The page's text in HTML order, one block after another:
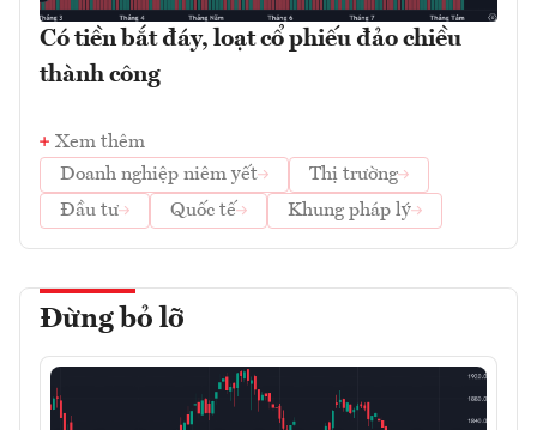
Có tiền bắt đáy, loạt cổ phiếu đảo chiều
thành công
Xem thêm
Doanh nghiệp niêm yết
Thị trường
Đầu tư
Quốc tế Khung pháp lý
Đừng bỏ lỡ